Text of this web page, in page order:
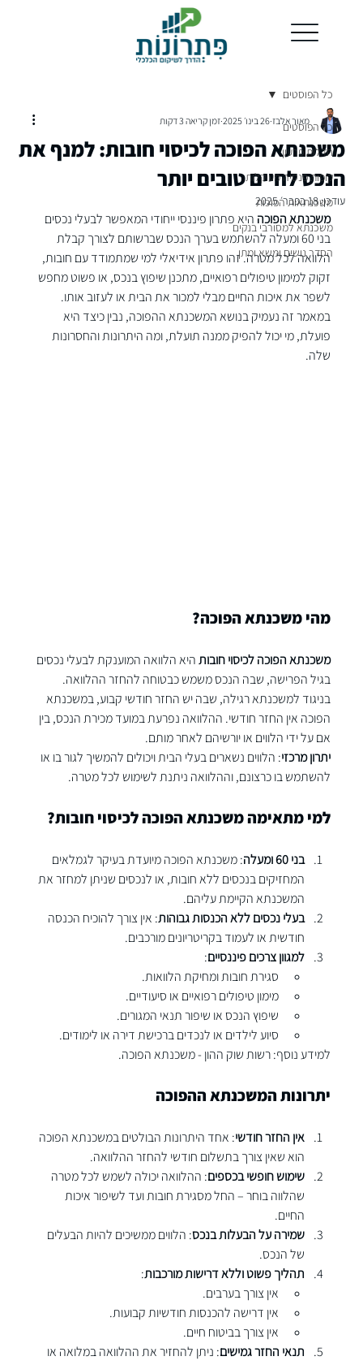
כל הפוסטים
חדלות פרעון
קופות פנסיה מעוקלות
משכנתאות הפוכות
משכנתא למסורבי בנקים
הסדר נושים ומשא ומתן
כל הפוסטים
משכנתא הפוכה לכיסוי חובות: למנף את
הנכס לחיים טובים יותר
מאור אלבז 26 בינו׳ 2025 זמן קריאה 3 דקות
עודכן:18 בפבר׳ 2025
משכנתא הפוכה היא פתרון פיננסי ייחודי המאפשר לבעלי נכסים
בני 60 ומעלה להשתמש בערך הנכס שברשותם לצורך קבלת
הלוואה לכל מטרה. זהו פתרון אידיאלי למי שמתמודד עם חובות,
זקוק למימון טיפולים רפואיים, מתכנן שיפוץ בנכס, או פשוט מחפש
לשפר את איכות החיים מבלי למכור את הבית או לעזוב אותו.
במאמר זה נעמיק בנושא המשכנתא ההפוכה, נבין כיצד היא
פועלת, מי יכול להפיק ממנה תועלת, ומה היתרונות והחסרונות
שלה.
מהי משכנתא הפוכה?
משכנתא הפוכה לכיסוי חובות היא הלוואה המוענקת לבעלי נכסים
בגיל הפרישה, שבה הנכס משמש כבטוחה להחזר ההלוואה.
בניגוד למשכנתא רגילה, שבה יש החזר חודשי קבוע, במשכנתא
הפוכה אין החזר חודשי. ההלוואה נפרעת במועד מכירת הנכס, בין
אם על ידי הלווים או יורשיהם לאחר מותם.
יתרון מרכזי: הלווים נשארים בעלי הבית ויכולים להמשיך לגור בו או
להשתמש בו כרצונם, וההלוואה ניתנת לשימוש לכל מטרה.
למי מתאימה משכנתא הפוכה לכיסוי חובות?
בני 60 ומעלה
: משכנתא הפוכה מיועדת בעיקר לגמלאים
המחזיקים בנכסים ללא חובות, או לנכסים שניתן למחזר את
המשכנתא הקיימת עליהם.
בעלי נכסים ללא הכנסות גבוהות: אין צורך להוכיח הכנסה
חודשית או לעמוד בקריטריונים מורכבים.
למגוון צרכים פיננסיים:
סגירת חובות ומחיקת הלוואות.
מימון טיפולים רפואיים או סיעודיים.
שיפוץ הנכס או שיפור תנאי המגורים.
סיוע לילדים או לנכדים ברכישת דירה או לימודים.
למידע נוסף: רשות שוק ההון - משכנתא הפוכה.
יתרונות המשכנתא ההפוכה
אין החזר חודשי: אחד היתרונות הבולטים במשכנתא הפוכה
הוא שאין צורך בתשלום חודשי להחזר ההלוואה.
שימוש חופשי בכספים: ההלוואה יכולה לשמש לכל מטרה
שהלווה בוחר – החל מסגירת חובות ועד לשיפור איכות
החיים.
שמירה על הבעלות בנכס: הלווים ממשיכים להיות הבעלים
של הנכס.
תהליך פשוט וללא דרישות מורכבות:
אין צורך בערבים.
אין דרישה להכנסות חודשיות קבועות.
אין צורך בביטוח חיים.
תנאי החזר גמישים: ניתן להחזיר את ההלוואה במלואה או